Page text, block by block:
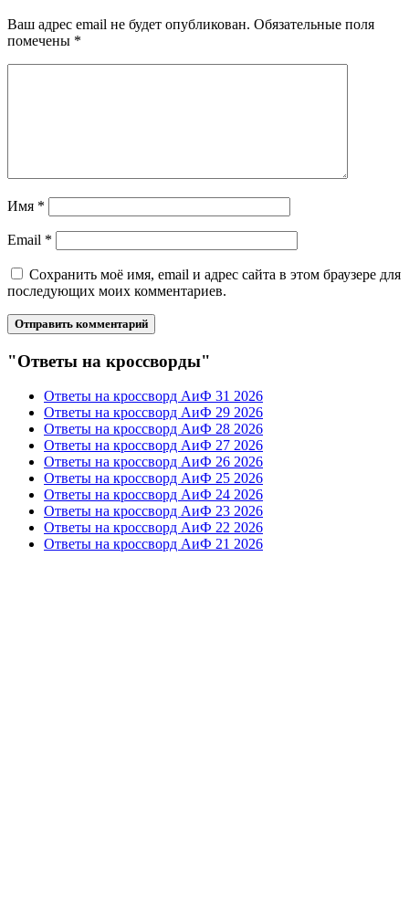
Ваш адрес email не будет опубликован. Обязательные поля
помечены *
Имя *
Email *
Сохранить моё имя, email и адрес сайта в этом браузере для
последующих моих комментариев.
"Ответы на кроссворды"
Ответы на кроссворд АиФ 31 2026
Ответы на кроссворд АиФ 29 2026
Ответы на кроссворд АиФ 28 2026
Ответы на кроссворд АиФ 27 2026
Ответы на кроссворд АиФ 26 2026
Ответы на кроссворд АиФ 25 2026
Ответы на кроссворд АиФ 24 2026
Ответы на кроссворд АиФ 23 2026
Ответы на кроссворд АиФ 22 2026
Ответы на кроссворд АиФ 21 2026